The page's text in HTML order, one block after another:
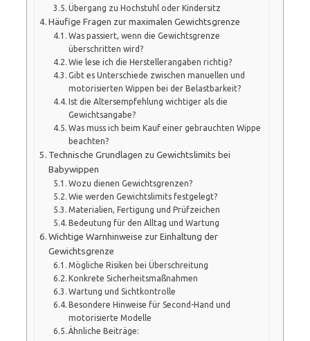
Übergang zu Hochstuhl oder Kindersitz
Häufige Fragen zur maximalen Gewichtsgrenze
Was passiert, wenn die Gewichtsgrenze
überschritten wird?
Wie lese ich die Herstellerangaben richtig?
Gibt es Unterschiede zwischen manuellen und
motorisierten Wippen bei der Belastbarkeit?
Ist die Altersempfehlung wichtiger als die
Gewichtsangabe?
Was muss ich beim Kauf einer gebrauchten Wippe
beachten?
Technische Grundlagen zu Gewichtslimits bei
Babywippen
Wozu dienen Gewichtsgrenzen?
Wie werden Gewichtslimits festgelegt?
Materialien, Fertigung und Prüfzeichen
Bedeutung für den Alltag und Wartung
Wichtige Warnhinweise zur Einhaltung der
Gewichtsgrenze
Mögliche Risiken bei Überschreitung
Konkrete Sicherheitsmaßnahmen
Wartung und Sichtkontrolle
Besondere Hinweise für Second-Hand und
motorisierte Modelle
Ähnliche Beiträge: